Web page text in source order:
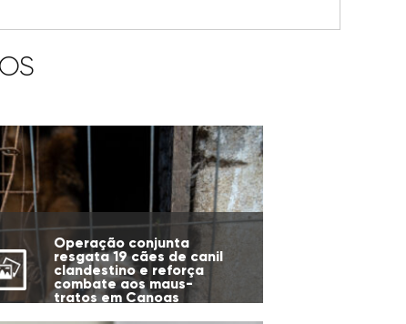
Operação conjunta
resgata 19 cães de canil
clandestino e reforça
combate aos maus-
tratos em Canoas